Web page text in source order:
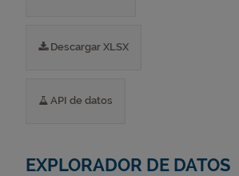
Descargar XLSX
API de datos
EXPLORADOR DE DATOS